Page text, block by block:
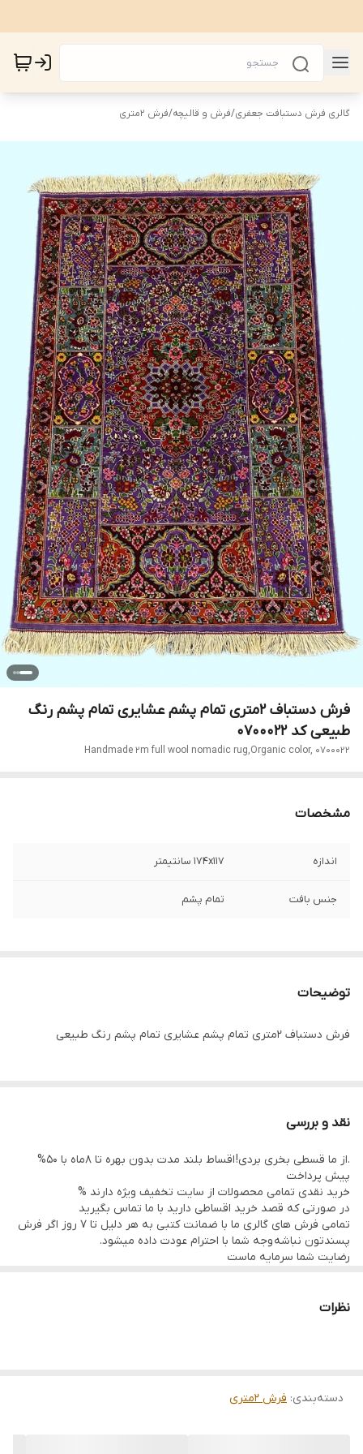
گالری فرش دستبافت جعفری/فرش و قالیچه/فرش 2متری
فرش دستباف 2متری تمام پشم عشایری تمام پشم رنگ
طبیعی کد 0700022
Handmade 2m full wool nomadic rug,Organic color, 0700022
مشخصات
اندازه 174x117 سانتیمتر
جنس بافت تمام پشم
توضیحات
فرش دستباف 2متری تمام پشم عشایری تمام پشم رنگ طبیعی
نقد و بررسی
.از ما قسطی بخری بردی! اقساط بلند مدت بدون بهره تا 8ماه با 50%
پیش پرداخت
خرید نقدی تمامی محصولات از سایت تخفیف ویژه دارند %
در صورتی که قصد خرید اقساطی دارید با ما تماس بگیرید
تمامی فرش های گالری ما با ضمانت کتبی به هر دلیل تا 7 روز اگر فرش
پسندتون نباشه وجه شما با احترام عودت داده میشود.
رضایت شما سرمایه ماست
از فلسطین اشعالی) پذیرفته میشود
نظرات
دسته‌بندی: فرش 2متری